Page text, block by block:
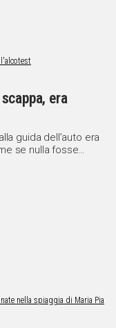
era
guida dell’auto era
se nulla fosse